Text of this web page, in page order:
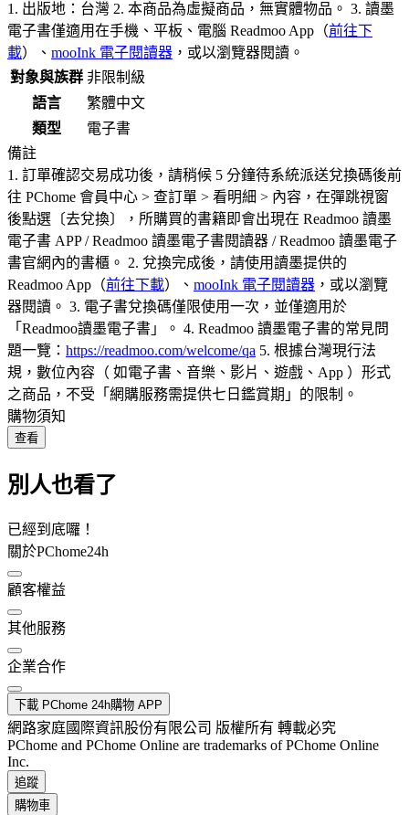
1. 出版地：台灣 2. 本商品為虛擬商品，無實體物品。 3. 讀墨
電子書僅適用在手機、平板、電腦 Readmoo App（前往下
載）、 mooInk 電子閱讀器 ，或以瀏覽器閱讀。
對象與族群 非限制級
語言
繁體中文
類型
電子書
備註
1. 訂單確認交易成功後，請稍候 5 分鐘待系統派送兌換碼後前
往 PChome 會員中心 > 查訂單 > 看明細 > 內容，在彈跳視窗
後點選〔去兌換〕，所購買的書籍即會出現在 Readmoo 讀墨
電子書 APP / Readmoo 讀墨電子書閱讀器 / Readmoo 讀墨電子
書官網內的書櫃。 2. 兌換完成後，請使用讀墨提供的
Readmoo App（前往下載）、 mooInk 電子閱讀器 ，或以瀏覽
器閱讀。 3. 電子書兌換碼僅限使用一次，並僅適用於
「Readmoo讀墨電子書」。 4. Readmoo 讀墨電子書的常見問
題一覽： https://readmoo.com/welcome/qa 5. 根據台灣現行法
規，數位內容（ 如電子書、音樂、影片、遊戲、App ）形式
之商品，不受「網購服務需提供七日鑑賞期」的限制。
購物須知
查看
別人也看了
已經到底囉！
關於PChome24h
顧客權益
其他服務
企業合作
下載 PChome 24h購物 APP
網路家庭國際資訊股份有限公司 版權所有 轉載必究
PChome and PChome Online are trademarks of PChome Online
Inc.
追蹤
購物車